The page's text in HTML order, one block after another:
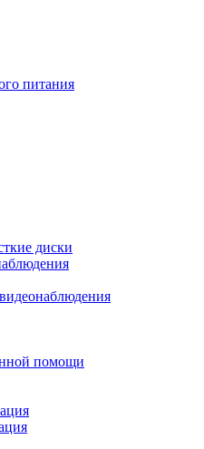
питания
диски
помощи